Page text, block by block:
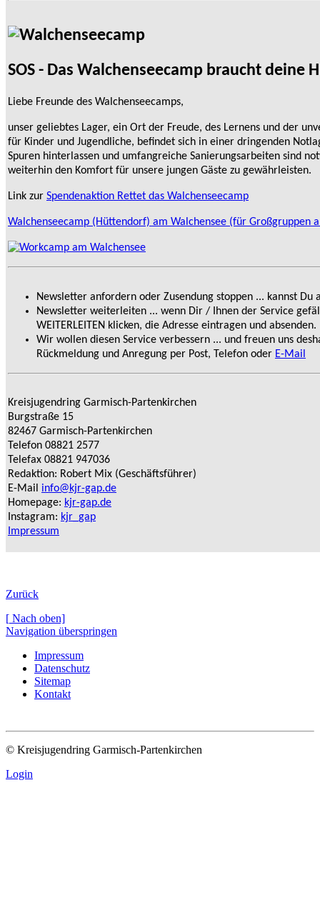
SOS - Das Walchenseecamp braucht deine
Liebe Freunde des Walchenseecamps,
unser geliebtes Lager, ein Ort der Freude, des Lernens und der
für Kinder und Jugendliche, befindet sich in einer dringenden
Spuren hinterlassen und umfangreiche Sanierungsarbeiten sind
weiterhin den Komfort für unsere jungen Gäste zu gewährleisten.
Link zur Spendenaktion Rettet das Walchenseecamp
Walchenseecamp (Hüttendorf) am Walchensee (für Großgruppen
Newsletter anfordern oder Zusendung stoppen ... kannst Du
Newsletter weiterleiten ... wenn Dir / Ihnen der Service
WEITERLEITEN klicken, die Adresse eintragen und absenden.
Wir wollen diesen Service verbessern ... und freuen uns
Rückmeldung und Anregung per Post, Telefon oder E-Mail
Kreisjugendring Garmisch-Partenkirchen
Burgstraße 15
82467 Garmisch-Partenkirchen
Telefon 08821 2577
Telefax 08821 947036
Redaktion: Robert Mix (Geschäftsführer)
E-Mail info@kjr-gap.de
Homepage: kjr-gap.de
Instagram: kjr_gap
Impressum
Zurück
[ Nach oben]
Navigation überspringen
Impressum
Datenschutz
Sitemap
Kontakt
© Kreisjugendring Garmisch-Partenkirchen
Login